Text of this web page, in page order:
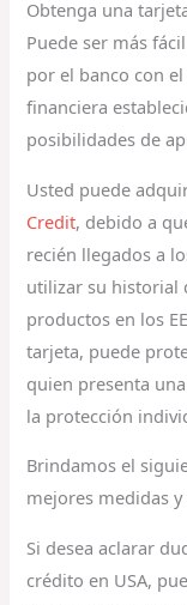
Obtenga una
Puede ser más
por el banco con
financiera
posibilidades de
Usted puede
Credit, debido a
recién llegados a
utilizar su historial
productos en los
tarjeta, puede
quien presenta
la protección
Brindamos el
mejores medidas
Si desea aclarar
crédito en USA,